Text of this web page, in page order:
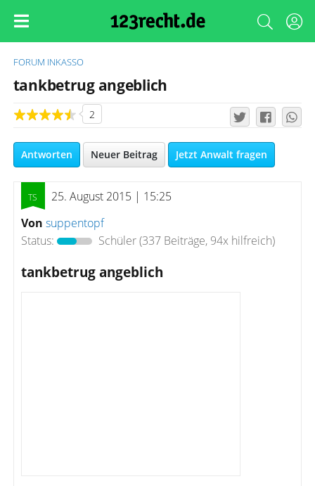
FORUM INKASSO
tankbetrug angeblich
2
Antworten Neuer Beitrag Jetzt Anwalt fragen
25. August 2015 | 15:25
Von suppentopf
Status:
Schüler(337 Beiträge, 94x hilfreich)
tankbetrug angeblich